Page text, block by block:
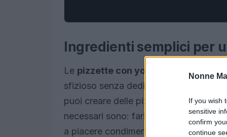
Nonne
If you wish
sensitive
confirm
continue
Ingredienti semplici per
Le pizzette con yogurt grecosono
sfizioso senza dedicare troppo tempo
puoi creare delle pizzette morbide e
necessari sono: farina, yogurt greco
a piacere condimenti come salsa di